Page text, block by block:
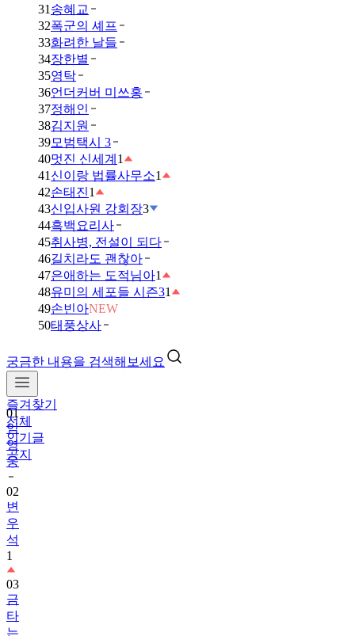
31 송혜교
32폭군의 셰프
33화려한 날들
34장한별
35영탁
36언더커버 미쓰홍
37정해인
38김지원
39모범택시 3
40멋진 신세계 1
41 신이랑 법률사무소1
42손태진1
43신입사원 강회장3
44흑백요리사
45취사병, 전설이 되다
46길치라도 괜찮아
47은애하는 도적님아1
48유미의 세포들 시즌31
49손빈아NEW
50태풍상사
궁금한 내용을 검색해보세요
즐겨찾기
전체
인기글
공지
01
임
영
웅
02
변
우
석
1
03
금
타
는